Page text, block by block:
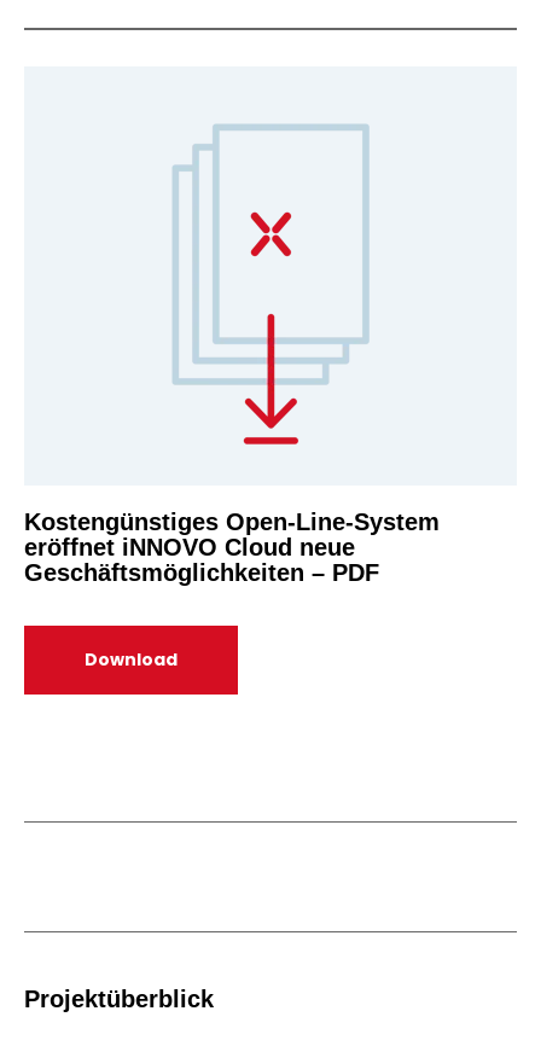
Kostengünstiges Open-Line-System
eröffnet iNNOVO Cloud neue
Geschäftsmöglichkeiten – PDF
Download
Projektüberblick